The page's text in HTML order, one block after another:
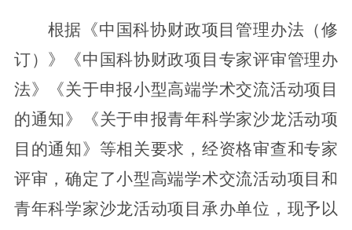
根据《中国科协财政项目管理办法（修
订）》《中国科协财政项目专家评审管理办
法》《关于申报小型高端学术交流活动项目
的通知》《关于申报青年科学家沙龙活动项
目的通知》等相关要求，经资格审查和专家
评审，确定了小型高端学术交流活动项目和
青年科学家沙龙活动项目承办单位，现予以